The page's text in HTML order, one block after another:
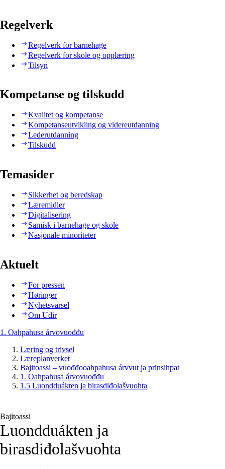
Regelverk
Regelverk for barnehage
Regelverk for skole og opplæring
Tilsyn
Kompetanse og tilskudd
Kvalitet og kompetanse
Kompetanseutvikling og videreutdanning
Lederutdanning
Tilskudd
Temasider
Sikkerhet og beredskap
Læremidler
Digitalisering
Samisk i barnehage og skole
Nasjonale minoriteter
Aktuelt
For pressen
Høringer
Nyhetsvarsel
Om Udir
1. Oahpahusa árvovuođđu
Læring og trivsel
Læreplanverket
Bajitoassi – vuođđooahpahusa árvvut ja prinsihpat
1. Oahpahusa árvovuođđu
1.5 Luondduákten ja birasdiđolašvuohta
Bajitoassi
Luondduákten ja
birasdiđolašvuohta